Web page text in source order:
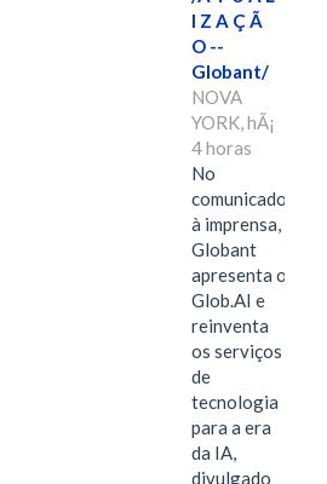
I Z A Ç Ã
O --
Globant/
NOVA
YORK, hÃ¡
4 horas
No
comunicado
à imprensa,
Globant
apresenta o
Glob.AI e
reinventa
os serviços
de
tecnologia
para a era
da IA,
divulgado